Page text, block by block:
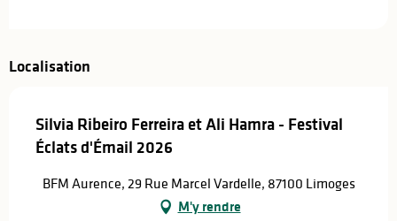
Localisation
Silvia Ribeiro Ferreira et Ali Hamra - Festival
Éclats d'Émail 2026
BFM Aurence, 29 Rue Marcel Vardelle, 87100 Limoges
M'y rendre